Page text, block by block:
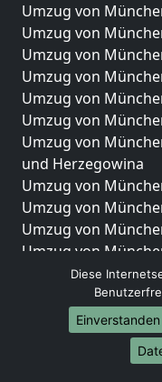
Umzug von
Umzug von
Umzug von
Umzug von
Umzug von
Umzug von
Umzug von
und Herzegowina
Umzug von
Umzug von
Umzug von
Umzug von
Umzug von
Umzug von
Umzug von
Umzug von
Umzug von
Diese
Einverstanden